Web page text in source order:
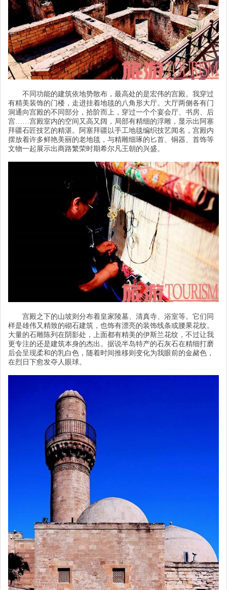
不同功能的建筑依地势散布，最高处的是宏伟的宫殿。我穿过
有精美装饰的门楼，走进挂着地毯的八角形大厅。大厅两侧各有门
洞通向宫殿的不同部分，拾阶而上，穿过一个个宴会厅、书房、后
宫 ……宫殿室内的空间又高又阔，局部有精细的浮雕，显示出阿塞
拜疆石匠技艺的精湛。阿塞拜疆以手工地毯编织技艺闻名，宫殿内
摆放着许多鲜艳美丽的老地毯，与精雕细琢的匕首、铜器、首饰等
文物一起展示出商路繁荣时期希尔凡王朝的兴盛。
宫殿之下的山坡则分布着皇家陵墓、清真寺、浴室等。它们同
样是雄伟又精致的砌石建筑，也饰有漂亮的装饰线条或腰果花纹。
大量的石雕陈列在阴影处，上面都有精美的伊斯兰花纹，不过让我
更专注的还是建筑本身的杰出。据说半岛特产的石灰石在精细打磨
后会呈现柔和的乳白色，随着时间推移则变化为我眼前的金赭色，
在烈日下愈发夺人眼球。